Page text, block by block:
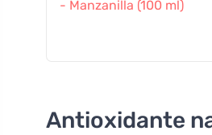
- Manzanilla (100 ml)
Antioxidante